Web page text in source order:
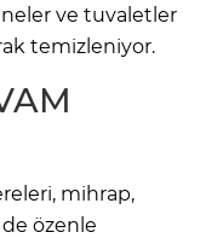
ve tuvaletler
temizleniyor.
mihrap,
özenle